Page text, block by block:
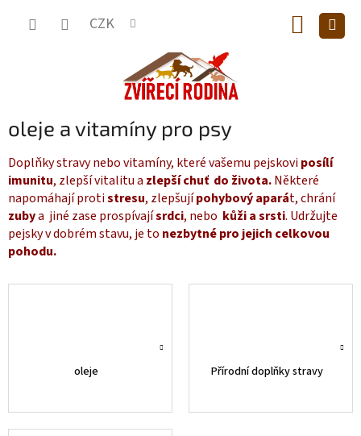
CZK
KOŠÍK
oleje a vitamíny pro psy
Doplňky stravy nebo vitamíny, které vašemu pejskoviposílí
imunitu, zlepší vitalitu a zlepší chuť do života.Některé
napomáhají protistresu, zlepšujípohybový aparát, chrání
zubya jiné zase prospívajísrdci, nebo kůži a srsti. Udržujte
pejsky v dobrém stavu, je to nezbytné pro jejich celkovou
pohodu.
oleje Přírodní doplňky stravy